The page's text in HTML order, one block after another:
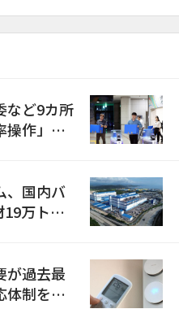
など9カ所
作」の
、国内バ
万トン
が過去最
体制を点